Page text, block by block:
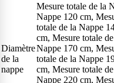
Diamètre
de la
nappe
Mesure totale de la
Nappe 120 cm,
totale de la Nappe
cm, Mesure totale
Nappe 170 cm,
totale de la Nappe
cm, Mesure totale
Nappe 220 cm,